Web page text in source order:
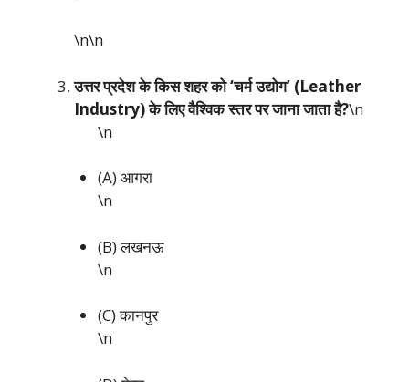
\n\n
उत्तर प्रदेश के किस शहर को ‘चर्म उद्योग’ (Leather
Industry) के लिए वैश्विक स्तर पर जाना जाता है?\n
\n
(A) आगरा
\n
(B) लखनऊ
\n
(C) कानपुर
\n